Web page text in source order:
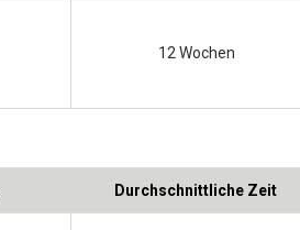
12 Wochen
Durchschnittliche Zeit